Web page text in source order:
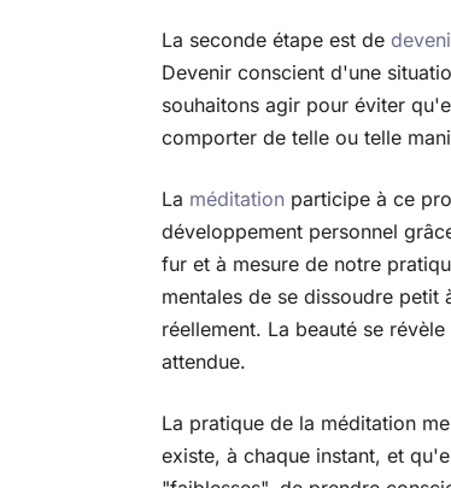
La seconde étape est de
Devenir conscient d'une
souhaitons agir pour éviter
comporter de telle ou telle
La méditation participe à ce
développement personnel
fur et à mesure de notre
mentales de se dissoudre
réellement. La beauté se
attendue.
La pratique de la méditation
existe, à chaque instant, et